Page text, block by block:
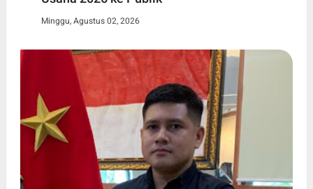
Minggu, Agustus 02, 2026